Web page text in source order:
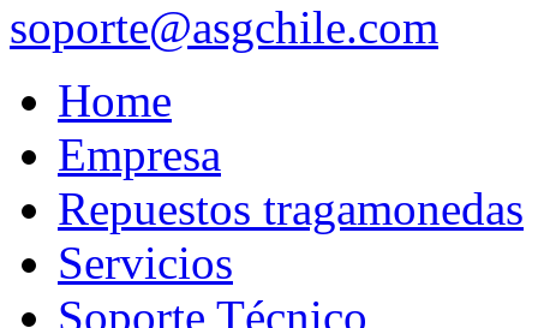
soporte@asgchile.com
Home
Empresa
Repuestos tragamonedas
Servicios
Soporte Técnico